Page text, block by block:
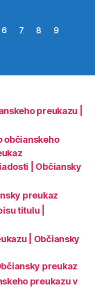
6 7 8 9
preukazu |
občianskeho
| Občiansky
preukaz
titulu |
| Občiansky
preukaz
preukazu v